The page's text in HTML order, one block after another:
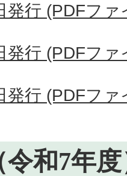
発行 (PDFファ
発行 (PDFファ
発行 (PDFファ
令和7年